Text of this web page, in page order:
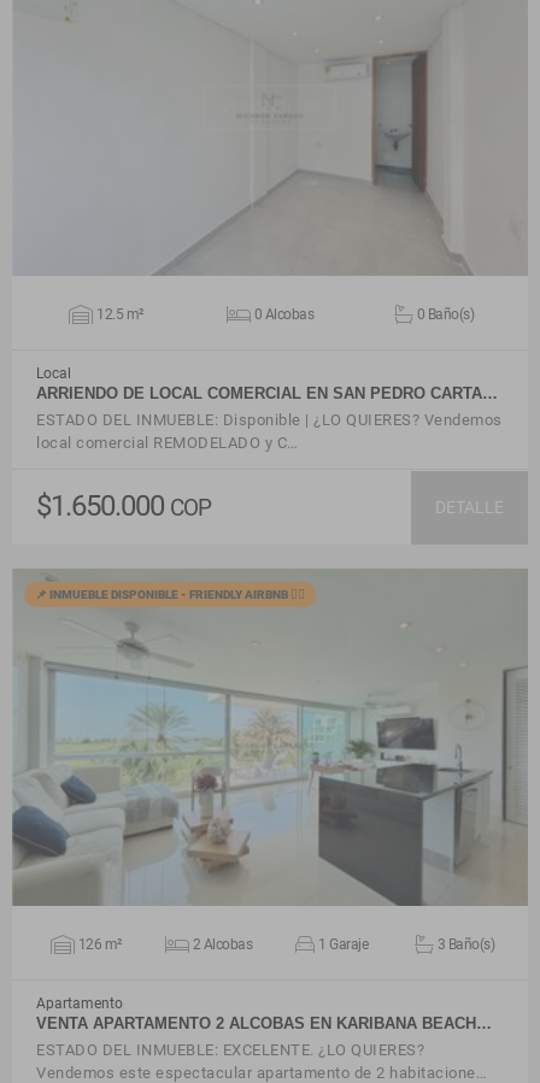
12.5 m² 0 Alcobas 0 Baño(s)
Local
ARRIENDO DE LOCAL COMERCIAL EN SAN PEDRO CARTA…
ESTADO DEL INMUEBLE: Disponible | ¿LO QUIERES? Vendemos
local comercial REMODELADO y C…
$1.650.000 COP DETALLE
📌 INMUEBLE DISPONIBLE - FRIENDLY AIRBNB 🙋‍♂️
VER DETALLES
126 m² 2 Alcobas 1 Garaje 3 Baño(s)
Apartamento
VENTA APARTAMENTO 2 ALCOBAS EN KARIBANA BEACH…
ESTADO DEL INMUEBLE: EXCELENTE. ¿LO QUIERES?
Vendemos este espectacular apartamento de 2 habitacione…